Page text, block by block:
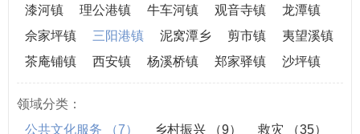
漆河镇
理公港镇 牛车河镇 观音寺镇
龙潭镇
佘家坪镇
三阳港镇 泥窝潭乡 剪市镇
夷望溪镇
茶庵铺镇
西安镇 杨溪桥镇 郑家驿镇 沙坪镇
领域分类：
公共文化服务
（7） 乡村振兴 （9） 救灾
（35）